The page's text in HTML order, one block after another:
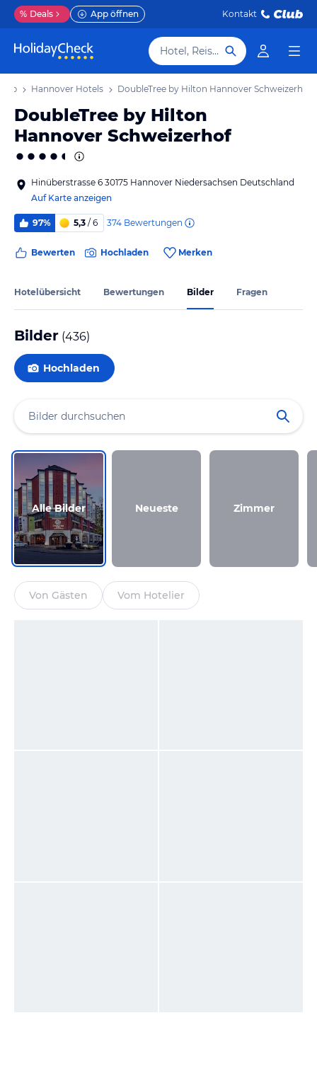
% Deals App öffnen Kontakt
Hotel, Reiseziel
Hannover Hotels DoubleTree by Hilton Hannover Schweizerhof
DoubleTree by Hilton
Hannover Schweizerhof
Hinüberstrasse 6 30175 Hannover Niedersachsen Deutschland
Auf Karte anzeigen
97% 5,3 / 6 374 Bewertungen
Bewerten Hochladen Merken
Hotelübersicht Bewertungen Bilder Fragen
Bilder (436)
Hochladen
Alle Bilder Neueste Zimmer
Von Gästen Vom Hotelier